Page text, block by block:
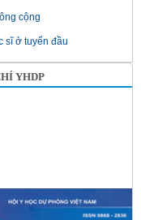
cộng
sĩ ở tuyến đầu
YHDP